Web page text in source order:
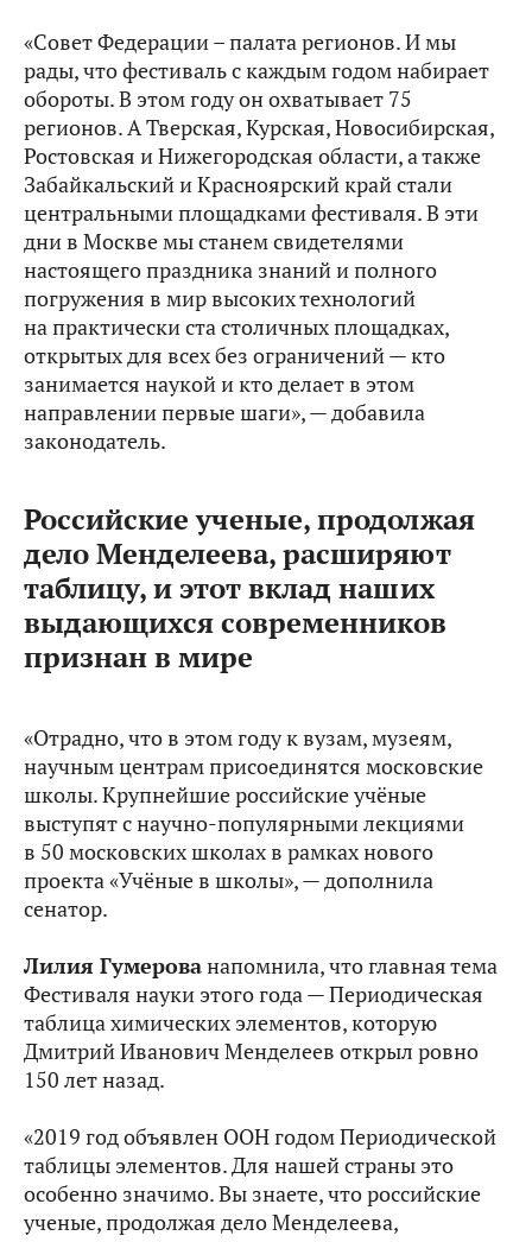
«Совет Федерации – палата регионов. И мы
рады, что фестиваль с каждым годом набирает
обороты. В этом году он охватывает 75
регионов. А Тверская, Курская, Новосибирская,
Ростовская и Нижегородская области, а также
Забайкальский и Красноярский край стали
центральными площадками фестиваля. В эти
дни в Москве мы станем свидетелями
настоящего праздника знаний и полного
погружения в мир высоких технологий
на практически ста столичных площадках,
открытых для всех без ограничений — кто
занимается наукой и кто делает в этом
направлении первые шаги», — добавила
законодатель.
Российские ученые, продолжая
дело Менделеева, расширяют
таблицу, и этот вклад наших
выдающихся современников
признан в мире
«Отрадно, что в этом году к вузам, музеям,
научным центрам присоединятся московские
школы. Крупнейшие российские учёные
выступят с научно-популярными лекциями
в 50 московских школах в рамках нового
проекта «Учёные в школы», — дополнила
сенатор.
Лилия Гумерованапомнила, что главная тема
Фестиваля науки этого года — Периодическая
таблица химических элементов, которую
Дмитрий Иванович Менделеев открыл ровно
150 лет назад.
«2019 год объявлен ООН годом Периодической
таблицы элементов. Для нашей страны это
особенно значимо. Вы знаете, что российские
ученые, продолжая дело Менделеева,